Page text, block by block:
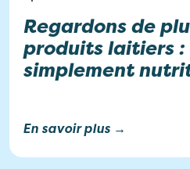
Regardons de
produits laitiers
simplement
En savoir plus →